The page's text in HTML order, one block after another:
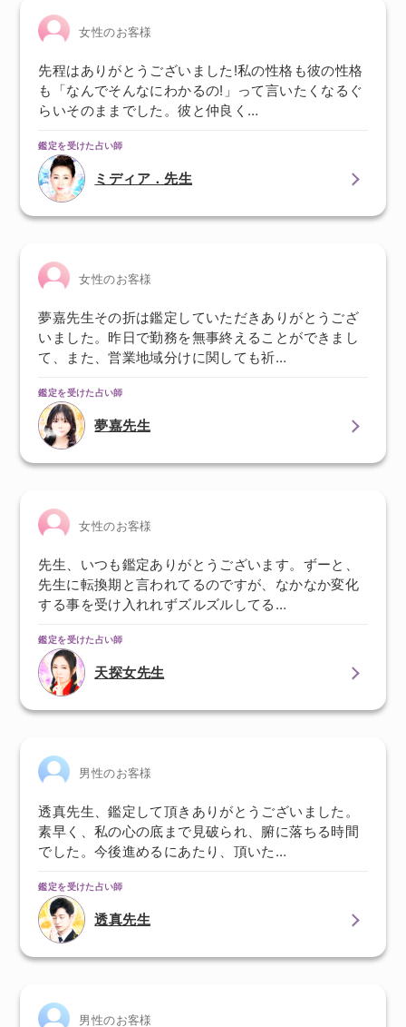
女性のお客様
先程はありがとうございました!私の性格も彼の性格
も「なんでそんなにわかるの!」って言いたくなるぐ
らいそのままでした。彼と仲良く…
鑑定を受けた占い師
ミディア．先生
女性のお客様
夢嘉先生その折は鑑定していただきありがとうござ
いました。昨日で勤務を無事終えることができまし
て、また、営業地域分けに関しても祈…
鑑定を受けた占い師
夢嘉先生
女性のお客様
先生、いつも鑑定ありがとうございます。ずーと、
先生に転換期と言われてるのですが、なかなか変化
する事を受け入れれずズルズルしてる…
鑑定を受けた占い師
天探女先生
男性のお客様
透真先生、鑑定して頂きありがとうございました。
素早く、私の心の底まで見破られ、腑に落ちる時間
でした。今後進めるにあたり、頂いた…
鑑定を受けた占い師
透真先生
男性のお客様